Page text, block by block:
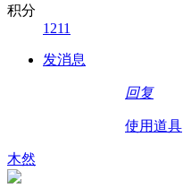
积分
1211
发消息
回复
使用道具
木然